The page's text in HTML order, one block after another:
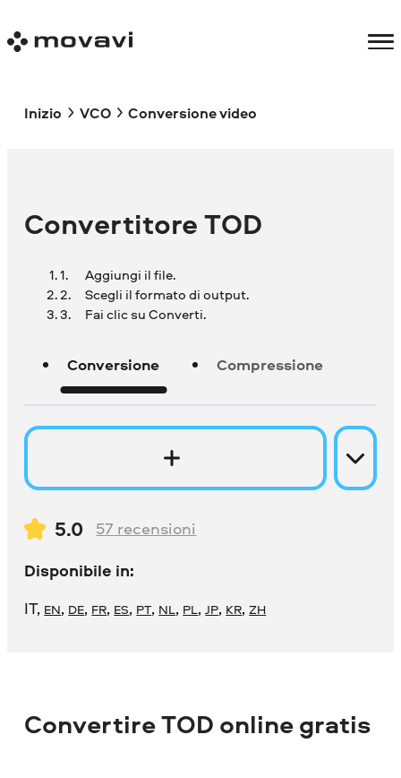
Inizio VCO Conversione video
Convertitore TOD
Aggiungi il file.
Scegli il formato di output.
Fai clic su Converti.
Conversione Compressione
5.0 57 recensioni
Disponibile in:
IT, EN, DE, FR, ES, PT, NL, PL,JP, KR,ZH
Convertire TOD online gratis